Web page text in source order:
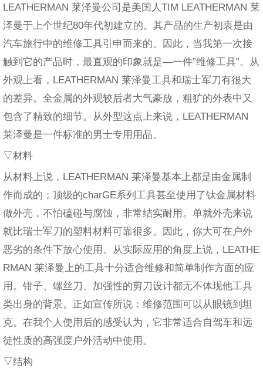
LEATHERMAN 莱泽曼公司是美国人TIM LEATHERMAN 莱
泽曼于上个世纪80年代初建立的。其产品的生产初衷是由
汽车旅行中的维修工具引申而来的。因此，当我第一次接
触到它的产品时，最直观的印象就是—一件”维修工具”。从
外观上看，LEATHERMAN 莱泽曼工具和瑞士军刀有很大
的差异。全金属的外观较后者大气豪放，粗犷的外表中又
包含了精致的细节。从外型这点上来说，LEATHERMAN
莱泽曼是一件标准的男士专用用品。
▽材料
从材料上说，LEATHERMAN 莱泽曼基本上都是由金属制
作而成的；顶级的charGE系列工具甚至使用了钛金属材料
做外壳，不怕磕碰与腐蚀，非常结实耐用。单就外壳来说
就比瑞士军刀的塑料材料可靠很多。因此，你大可在户外
恶劣的条件下放心使用。从实际应用的角度上说，LEATHE
RMAN 莱泽曼上的工具十分适合维修和简单制作方面的应
用。钳子、螺丝刀、加强性的剪刀设计都无不体现他工具
类出身的背景。正如宣传所说：维修范围可以从眼镜到坦
克。在我个人使用后的感受认为，它非常适合自驾车和远
徒性质的高强度户外活动中使用。
▽结构